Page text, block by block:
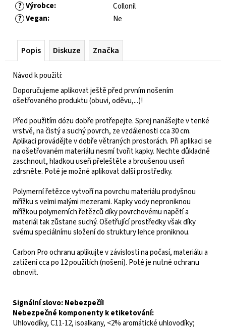
? Výrobce:
Collonil
? Vegan: Ne
Popis Diskuze Značka
Návod k použití:
Doporučujeme aplikovat ještě před prvním nošením
ošetřovaného produktu (obuvi, oděvu,...)!
Před použitím dózu dobře protřepejte. Sprej nanášejte v tenké
vrstvě, na čistý a suchý povrch, ze vzdálenosti cca 30 cm.
Aplikaci provádějte v dobře větraných prostorách. Při aplikaci se
na ošetřovaném materiálu nesmí tvořit kapky. Nechte důkladně
zaschnout, hladkou useň přeleštěte a broušenou useň
zdrsněte. Poté je možné aplikovat další prostředky.
Polymerní řetězce vytvoří na povrchu materiálu prodyšnou
mřížku s velmi malými mezerami. Kapky vody neproniknou
mřížkou polymerních řetězců díky povrchovému napětí a
materiál tak zůstane suchý. Ošetřující prostředky však díky
svému speciálnímu složení do struktury lehce proniknou.
Carbon Pro ochranu aplikujte v závislosti na počasí, materiálu a
zatížení cca po 12 použitích (nošení). Poté je nutné ochranu
obnovit.
Signální slovo:Nebezpečí!
Nebezpečné komponenty k etiketování:
Uhlovodíky, C11-12, isoalkany, <2% aromátické uhlovodíky;